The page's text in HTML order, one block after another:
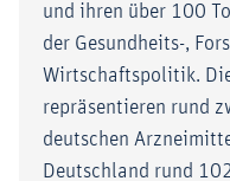
und ihren über 100
der Gesundheits-,
Wirtschaftspolitik.
repräsentieren rund
deutschen
Deutschland rund